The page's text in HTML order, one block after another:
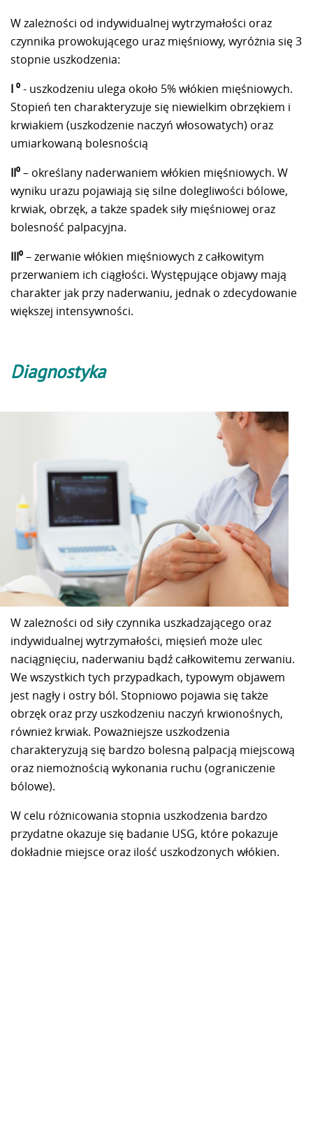
W zależności od indywidualnej wytrzymałości oraz
czynnika prowokującego uraz mięśniowy, wyróżnia się 3
stopnie uszkodzenia:
I ⁰- uszkodzeniu ulega około 5% włókien mięśniowych.
Stopień ten charakteryzuje się niewielkim obrzękiem i
krwiakiem (uszkodzenie naczyń włosowatych) oraz
umiarkowaną bolesnością
II⁰– określany naderwaniem włókien mięśniowych. W
wyniku urazu pojawiają się silne dolegliwości bólowe,
krwiak, obrzęk, a także spadek siły mięśniowej oraz
bolesność palpacyjna.
III⁰– zerwanie włókien mięśniowych z całkowitym
przerwaniem ich ciągłości. Występujące objawy mają
charakter jak przy naderwaniu, jednak o zdecydowanie
większej intensywności.
Diagnostyka
W zależności od siły czynnika uszkadzającego oraz
indywidualnej wytrzymałości, mięsień może ulec
naciągnięciu, naderwaniu bądź całkowitemu zerwaniu.
We wszystkich tych przypadkach, typowym objawem
jest nagły i ostry ból. Stopniowo pojawia się także
obrzęk oraz przy uszkodzeniu naczyń krwionośnych,
również krwiak. Poważniejsze uszkodzenia
charakteryzują się bardzo bolesną palpacją miejscową
oraz niemożnością wykonania ruchu (ograniczenie
bólowe).
W celu różnicowania stopnia uszkodzenia bardzo
przydatne okazuje się badanie USG, które pokazuje
dokładnie miejsce oraz ilość uszkodzonych włókien.